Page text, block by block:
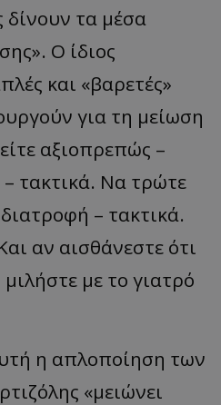
δίνουν τα μέσα
Ο ίδιος
και «βαρετές»
για τη μείωση
αξιοπρεπώς –
– τακτικά. Να τρώτε
– τακτικά.
αν αισθάνεστε ότι
με το γιατρό
η απλοποίηση των
«μειώνει